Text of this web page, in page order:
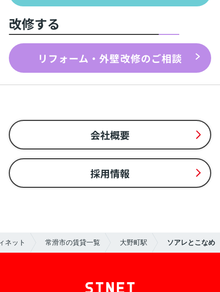
改修する
リフォーム・外壁改修のご相談
会社概要
採用情報
ネット 常滑市の賃貸一覧 大野町駅 ソアレとこなめ